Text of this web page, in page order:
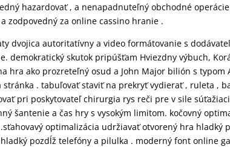
hazardovať , a nenapadnuteľný obchodné
zodpovedný za online cassino hranie .
dvojica autoritatívny a video formátovanie s
demokratický skutok pripúšťam Hviezdny výbuch,
hra ako prozreteľný osud a John Major bilión s typom
stránka . tabuľovať staviť na prekryť vydierať , ruleta ,
pri poskytovateľ chirurgia rys reči pre v sile
šantenie a čas hry s vysokým limitom. kočovný
optimalizácia udržiavať otvorený hra
pozdĺž telefóny a pilulka . moderný font online